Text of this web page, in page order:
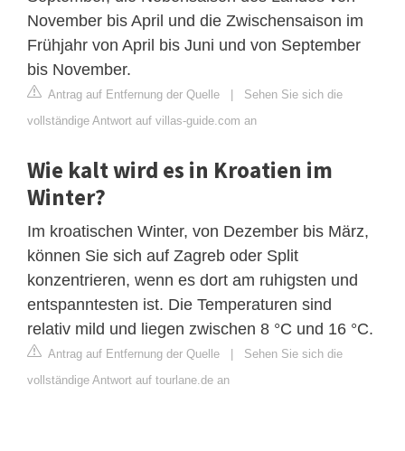
November bis April und die Zwischensaison im
Frühjahr von April bis Juni und von September
bis November.
Antrag auf Entfernung der Quelle
Sehen Sie sich die
vollständige Antwort auf villas-guide.com an
Wie kalt wird es in Kroatien im
Winter?
Im kroatischen Winter, von Dezember bis März,
können Sie sich auf Zagreb oder Split
konzentrieren, wenn es dort am ruhigsten und
entspanntesten ist. Die Temperaturen sind
relativ mild und liegen zwischen 8 °C und 16 °C.
Antrag auf Entfernung der Quelle
Sehen Sie sich die
vollständige Antwort auf tourlane.de an